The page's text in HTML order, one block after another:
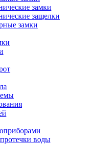
замки
защелки
замки
воды